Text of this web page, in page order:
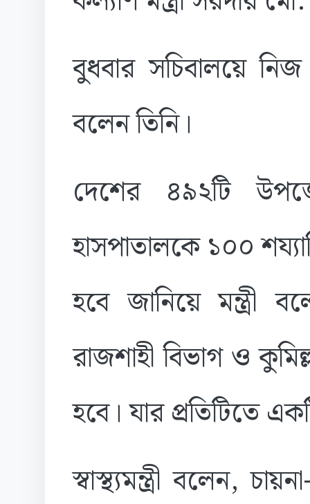
বুধবার সচিবালয়ে
বলেন তিনি।
দেশের ৪৯২টি
হাসপাতালকে ১০০
হবে জানিয়ে মন্ত্রী
রাজশাহী বিভাগ ও
হবে। যার প্রতিটিতে
স্বাস্থ্যমন্ত্রী বলেন,